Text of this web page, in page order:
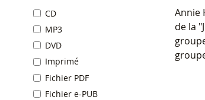
CD
MP3
DVD
Imprimé
Fichier PDF
Fichier e-PUB
Annie
de la